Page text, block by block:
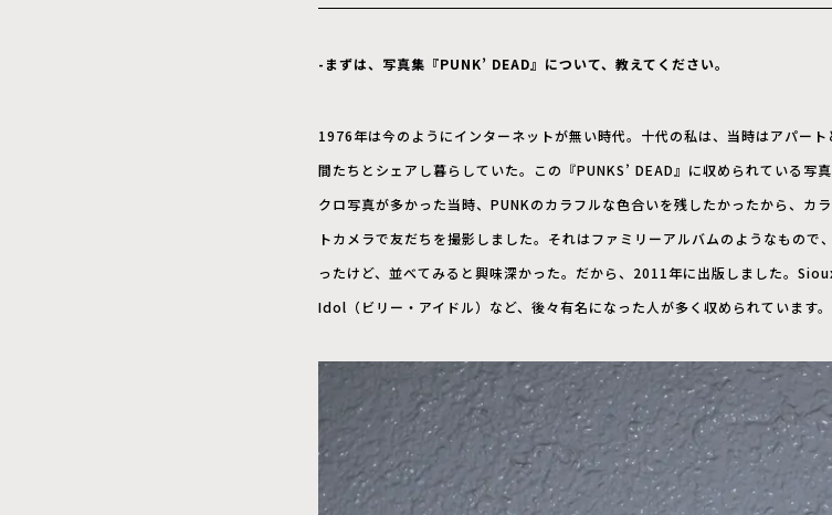
-まずは、写真集『PUNK’ DEAD』について、教えてください。
1976年は今のようにインターネットが無い時代。十代の私は、当時はアパー
間たちとシェアし暮らしていた。この『PUNKS’ DEAD』に収められている写
クロ写真が多かった当時、PUNKのカラフルな色合いを残したかったから、カ
トカメラで友だちを撮影しました。それはファミリーアルバムのようなもの
ったけど、並べてみると興味深かった。だから、2011年に出版しました。
Idol（ビリー・アイドル）など、後々有名になった人が多く収められています。